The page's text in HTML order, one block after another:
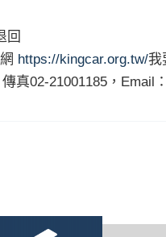
回
https://kingcar.org.tw/我
真02-21001185，Email